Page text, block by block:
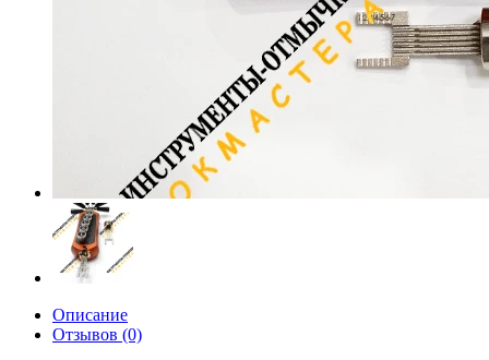
Описание
Отзывов (0)